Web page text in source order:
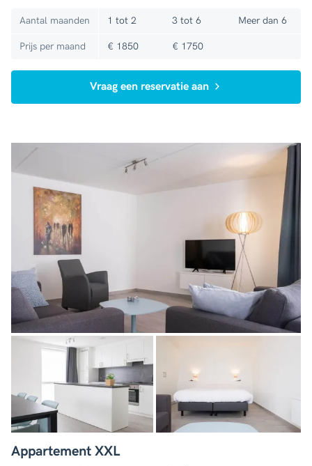
Aantal maanden 1 tot 2 3 tot 6 Meer dan 6
Prijs per maand € 1850 € 1750
Vraag een reservatie aan
Appartement XXL